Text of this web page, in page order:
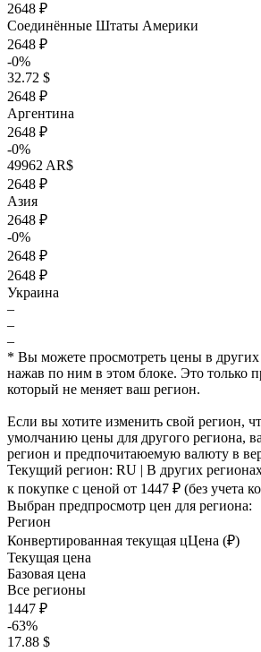
2648 ₽
Соединённые Штаты Америки
2648 ₽
-0%
32.72 $
2648 ₽
Аргентина
2648 ₽
-0%
49962 AR$
2648 ₽
Азия
2648 ₽
-0%
2648 ₽
2648 ₽
Украина
–
–
–
* Вы можете просмотреть цены в других
нажав по ним в этом блоке. Это только
который не меняет ваш регион.
Если вы хотите изменить свой регион,
умолчанию цены для другого региона,
регион и предпочитаюемую валюту в
Текущий регион: RU | В других
к покупке с ценой от 1447 ₽ (без учета
Выбран предпросмотр цен для региона:
Регион
Конвертированная текущая цЦена (₽)
Текущая цена
Базовая цена
Все регионы
1447 ₽
-63%
17.88 $